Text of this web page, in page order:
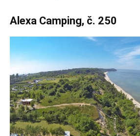
Alexa Camping, č. 250